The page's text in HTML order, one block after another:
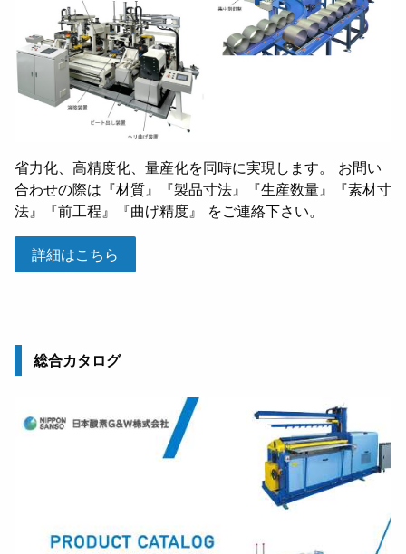
省力化、高精度化、量産化を同時に実現します。 お問い
合わせの際は『材質』『製品寸法』『生産数量』『素材寸
法』『前工程』『曲げ精度』 をご連絡下さい。
詳細はこちら
総合カタログ